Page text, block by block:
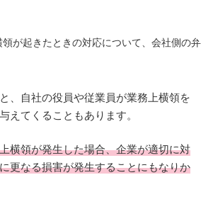
が起きたときの対応について、会社側の弁
、自社の役員や従業員が業務上横領を
えてくることもあります。
横領が発生した場合、企業が適切に対
更なる損害が発生することにもなりか